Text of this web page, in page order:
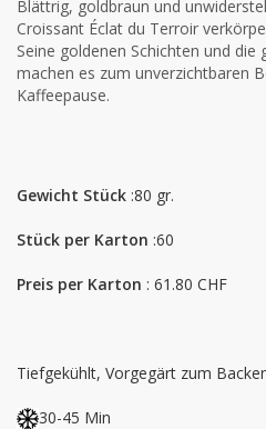
Blättrig, goldbraun und
Croissant Éclat du Terroir
Seine goldenen Schichten und
machen es zum unverzichtbaren
Kaffeepause.
Gewicht Stück :80 gr.
Stück per Karton :60
Preis per Karton : 61.80 CHF
Tiefgekühlt, Vorgegärt zum
30-45 Min